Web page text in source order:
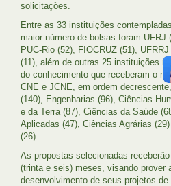
solicitações.
Entre as 33 instituições
maior número de bolsas foram UFRJ
PUC-Rio (52), FIOCRUZ (51),
(11), além de outras 25 instituições
do conhecimento que receberam o
CNE e JCNE, em ordem
(140), Engenharias (96), Ciências
e da Terra (87), Ciências da Saúde
Aplicadas (47), Ciências Agrárias
(26).
As propostas selecionadas
(trinta e seis) meses, visando prover
desenvolvimento de seus projetos